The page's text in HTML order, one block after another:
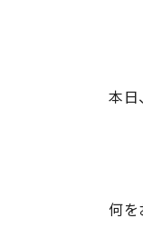
本日
何を